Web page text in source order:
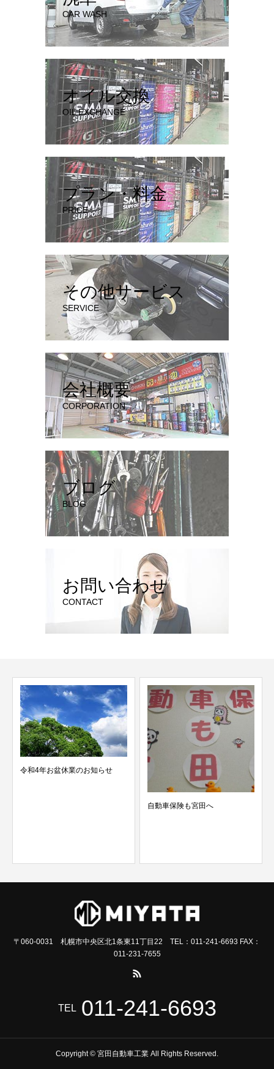
CAR WASH
オイル交換
OIL EXCHANGE
プラン・料金
PRICE
その他サービス
SERVICE
会社概要
CORPORATION
ブログ
BLOG
お問い合わせ
CONTACT
令和4年お盆休業のお知らせ
自動車保険も宮田へ
〒060-0031 札幌市中央区北1条東11丁目22 TEL：011-241-6693 FAX：
011-231-7655
TEL 011-241-6693
Copyright © 宮田自動車工業 All Rights Reserved.